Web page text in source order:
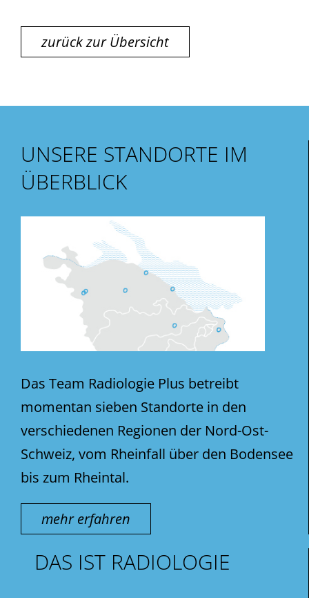
zurück zur Übersicht
UNSERE STANDORTE IM
ÜBERBLICK
Das Team Radiologie Plus betreibt
momentan sieben Standorte in den
verschiedenen Regionen der Nord-Ost-
Schweiz, vom Rheinfall über den Bodensee
bis zum Rheintal.
mehr erfahren
DAS IST RADIOLOGIE